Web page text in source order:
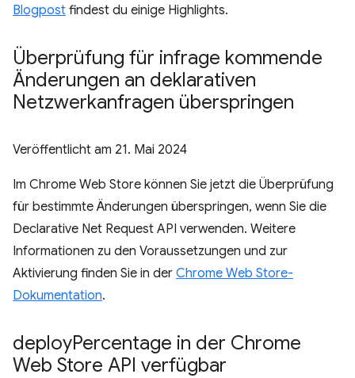
Blogpost findest du einige Highlights.
Überprüfung für infrage kommende
Änderungen an deklarativen
Netzwerkanfragen überspringen
Veröffentlicht am 21. Mai 2024
Im Chrome Web Store können Sie jetzt die Überprüfung
für bestimmte Änderungen überspringen, wenn Sie die
Declarative Net Request API verwenden. Weitere
Informationen zu den Voraussetzungen und zur
Aktivierung finden Sie in der Chrome Web Store-
Dokumentation.
deployPercentage in der Chrome
Web Store API verfügbar